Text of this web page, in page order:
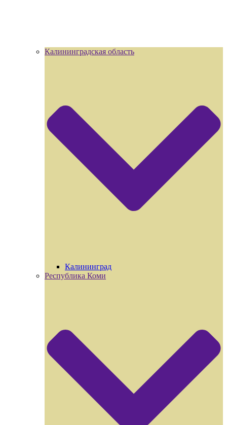
Калининградская область
Калининград
Республика Коми